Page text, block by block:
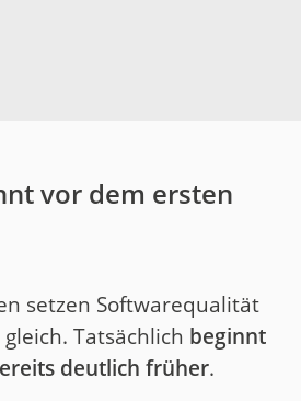
vor dem ersten
setzen Softwarequalität
Tatsächlich beginnt
deutlich früher.